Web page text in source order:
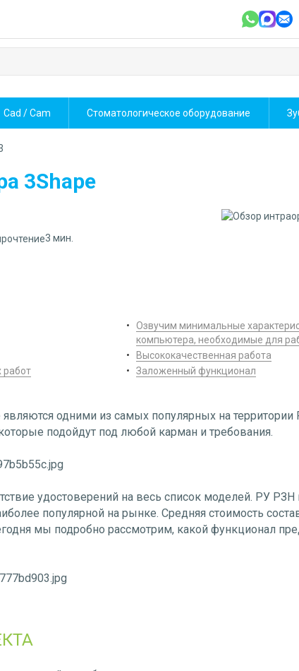
Cad / Cam Стоматологическое оборудование
3Shape
3 мин.
Озвучим минимальные
компьютера, необходимые для
Высококачественная работа
работ
Заложенный функционал
одними из самых популярных на территории
подойдут под любой карман и требования.
удостоверений на весь список моделей. РУ РЗН
популярной на рынке. Средняя стоимость
мы подробно рассмотрим, какой функционал